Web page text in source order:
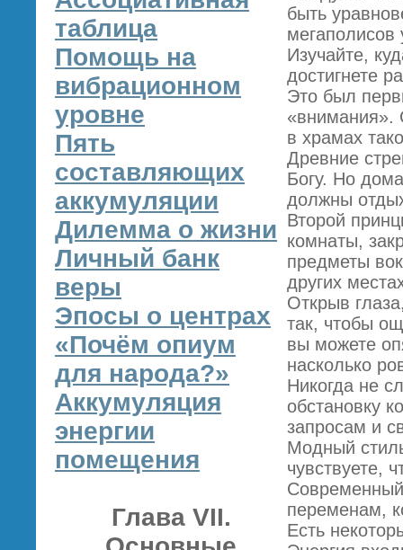
таблица
Помощь на
вибрационном
уровне
Пять
составляющих
аккумуляции
Дилемма о жизни
Личный банк
веры
Эпосы о центрах
«Почём опиум
для народа?»
Аккумуляция
энергии
помещения
Глава VII.
быть
мегаполисов
Изучайте,
достигнете
Это был
«внимания».
в храмах
Древние
Богу. Но
должны
Второй
комнаты,
предметы
других
Открыв
так, чтобы
вы можете
насколько
Никогда не
обстановку
запросам и
Модный
чувствуете,
переменам,
Есть